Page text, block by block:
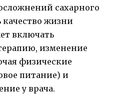
сахарного
качество жизни
включать
изменение
физические
питание) и
у врача.